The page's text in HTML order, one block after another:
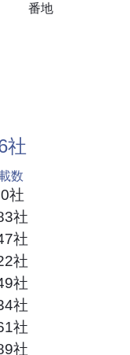
番地
社
数
社
社
社
社
社
社
社
社